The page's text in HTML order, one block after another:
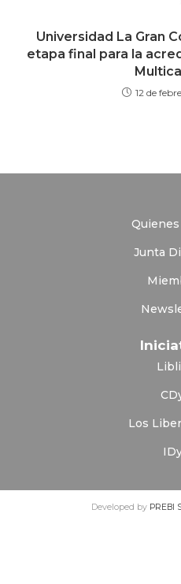
Universidad La Gran
etapa final para la
12 de
Junta
Los
Developed by PREBI